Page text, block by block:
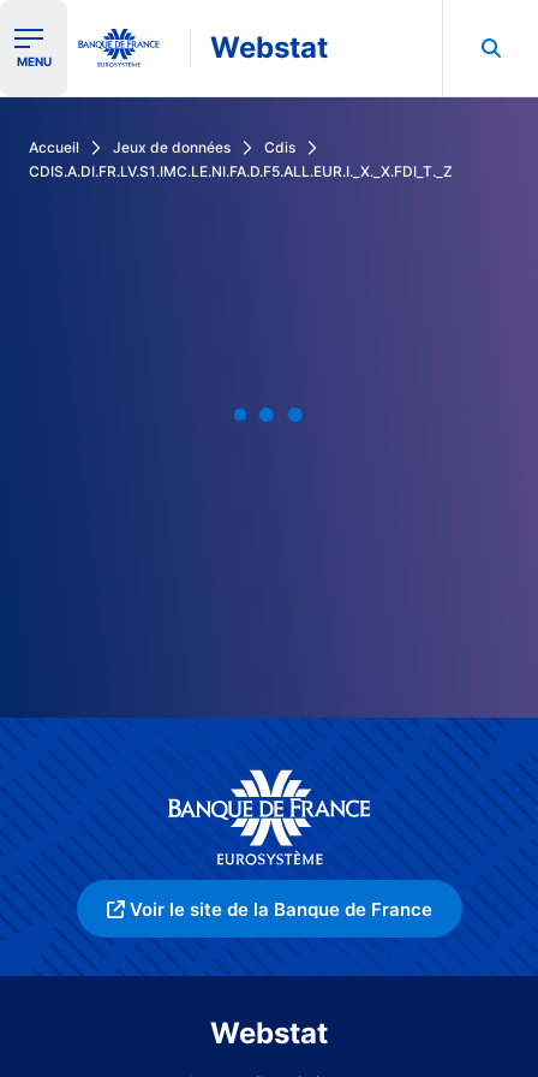
Ouvrir le menu de navigation
MENU Webstat
Accueil Jeux de données
Cdis
CDIS.A.DI.FR.LV.S1.IMC.LE.NI.FA.D.F5.ALL.EUR.I._X._X.FDI_T._Z
Voir le site de la Banque de France
Webstat